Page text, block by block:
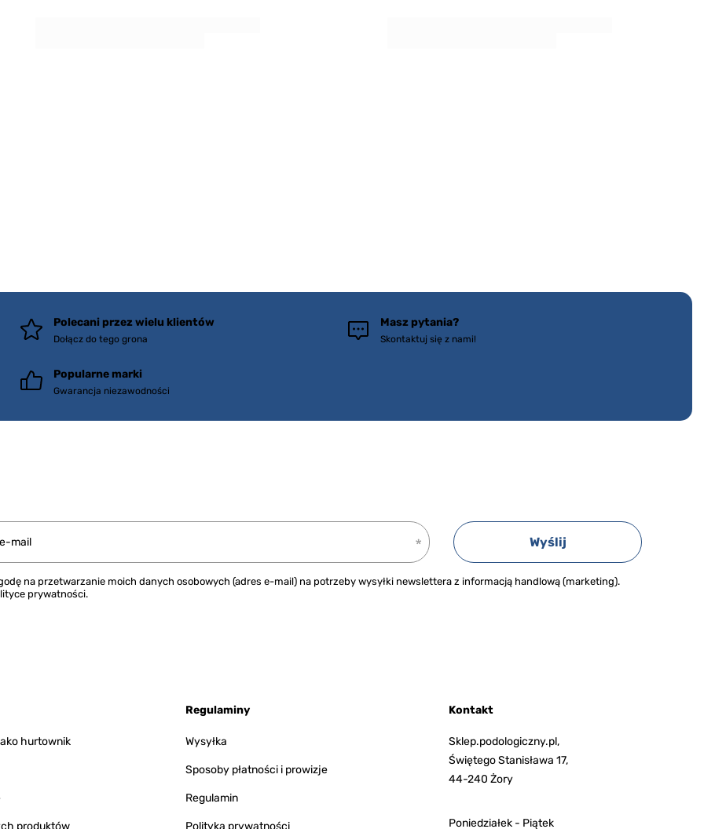
Polecani przez wielu klientów
Dołącz do tego grona
Masz pytania?
Skontaktuj się z nami!
Popularne marki
Gwarancja niezawodności
mail
na przetwarzanie moich danych osobowych (adres e-mail) na potrzeby wysyłki newslettera z informacją handlową (marketing).
prywatności.
Wyślij
hurtownik
produktów
Regulaminy
Wysyłka
Sposoby płatności i prowizje
Regulamin
Polityka prywatności
Kontakt
Sklep.podologiczny.pl,
Świętego Stanisława 17,
44-240 Żory
Poniedziałek - Piątek